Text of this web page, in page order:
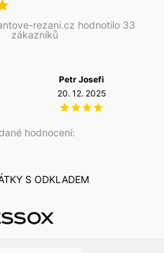
rezani.cz hodnotilo 33
zákazníků
hodnocení:
Petr Josefi
20. 12. 2025
S ODKLADEM